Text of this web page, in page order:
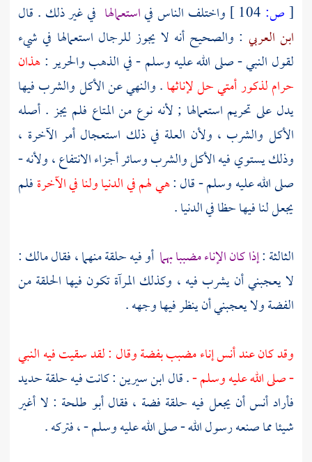
[ص: واختلف الناس فياستعمالها في غير ذلك . قال
ابن العربي : والصحيح أنه لا يجوز للرجال استعمالها في شيء
لقول النبي - صلى الله عليه وسلم - في الذهب والحرير :هذان
حرام لذكور أمتي حل لإناثها. والنهي عن الأكل والشرب فيها
يدل على تحريم استعمالها ; لأنه نوع من المتاع فلم يجز . أصله
الأكل والشرب ، ولأن العلة في ذلك استعجال أمر الآخرة ،
وذلك يستوي فيه الأكل والشرب وسائر أجزاء الانتفاع ، ولأنه -
صلى الله عليه وسلم - قال :هي لهم في الدنيا ولنا في الآخرةفلم
يجعل لنا فيها حظا في الدنيا .
الثالثة :إذا كان الإناء مضببا بهما أو فيه حلقة منهما ، فقالمالك:
لا يعجبني أن يشرب فيه ، وكذلك المرآة تكون فيها الحلقة من
الفضة ولا يعجبني أن ينظر فيها وجهه .
وقد كان عندأنسإناء مضبب بفضة وقال : لقد سقيت فيه النبي
- صلى الله عليه وسلم -. قالابن سيرين: كانت فيه حلقة حديد
فأرادأنسأن يجعل فيه حلقة فضة ، فقالأبو طلحة : لا أغير
شيئا مما صنعه رسول الله - صلى الله عليه وسلم - ، فتركه .